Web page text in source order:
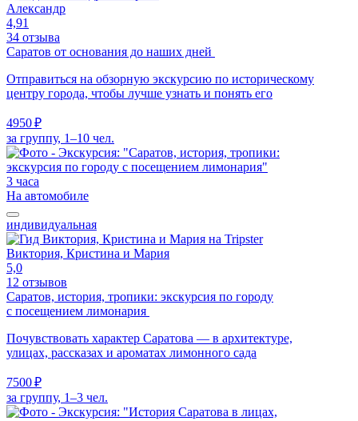
Александр
4,91
34 отзыва
Саратов от основания до наших дней
Отправиться на обзорную экскурсию по историческому
центру города, чтобы лучше узнать и понять его
4950 ₽
за группу, 1–10 чел.
3 часа
На автомобиле
индивидуальная
Виктория, Кристина и Мария
5,0
12 отзывов
Саратов, история, тропики: экскурсия по городу
с посещением лимонария
Почувствовать характер Саратова — в архитектуре,
улицах, рассказах и ароматах лимонного сада
7500 ₽
за группу, 1–3 чел.